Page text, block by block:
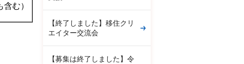
む）
【終了しました】移住クリ
エイター交流会
【募集は終了しました】令